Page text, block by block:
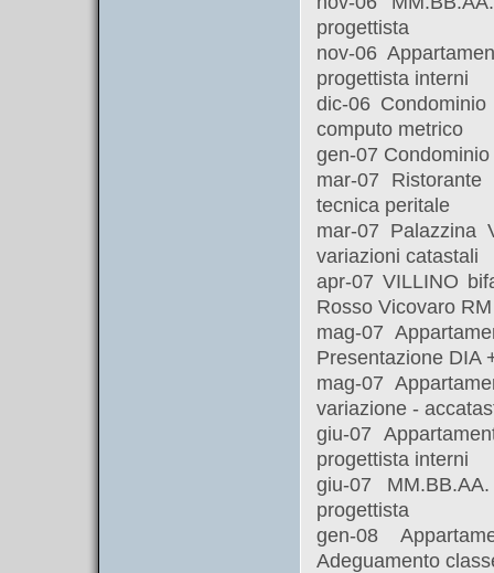
progettista
nov-06
progettista interni
dic-06
computo metrico
gen-07
mar-07
tecnica peritale
mar-07 Palazzina
variazioni catastali
apr-07 VILLINO
Rosso Vicovaro
mag-07
Presentazione DIA
mag-07
variazione -
giu-07
progettista interni
giu-07
progettista
gen-08
Adeguamento